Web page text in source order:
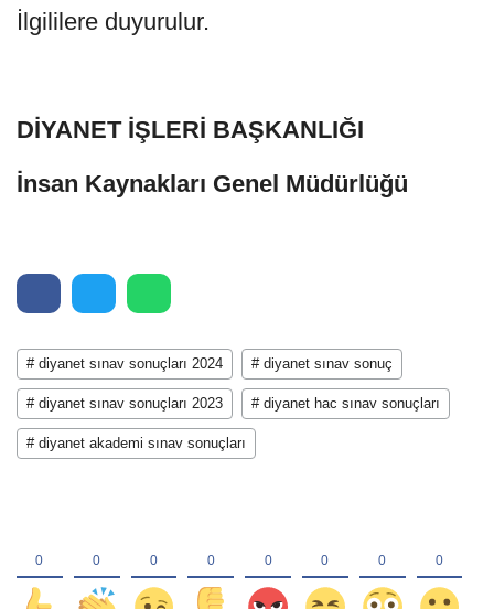
İlgililere duyurulur.​
DİYANET İŞLERİ BAŞKANLIĞI
İnsan Kaynakları Genel Müdürlüğü
# diyanet sınav sonuçları 2024 # diyanet sınav sonuç
# diyanet sınav sonuçları 2023 # diyanet hac sınav sonuçları
# diyanet akademi sınav sonuçları